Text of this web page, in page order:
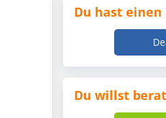
Du hast einen
Du willst